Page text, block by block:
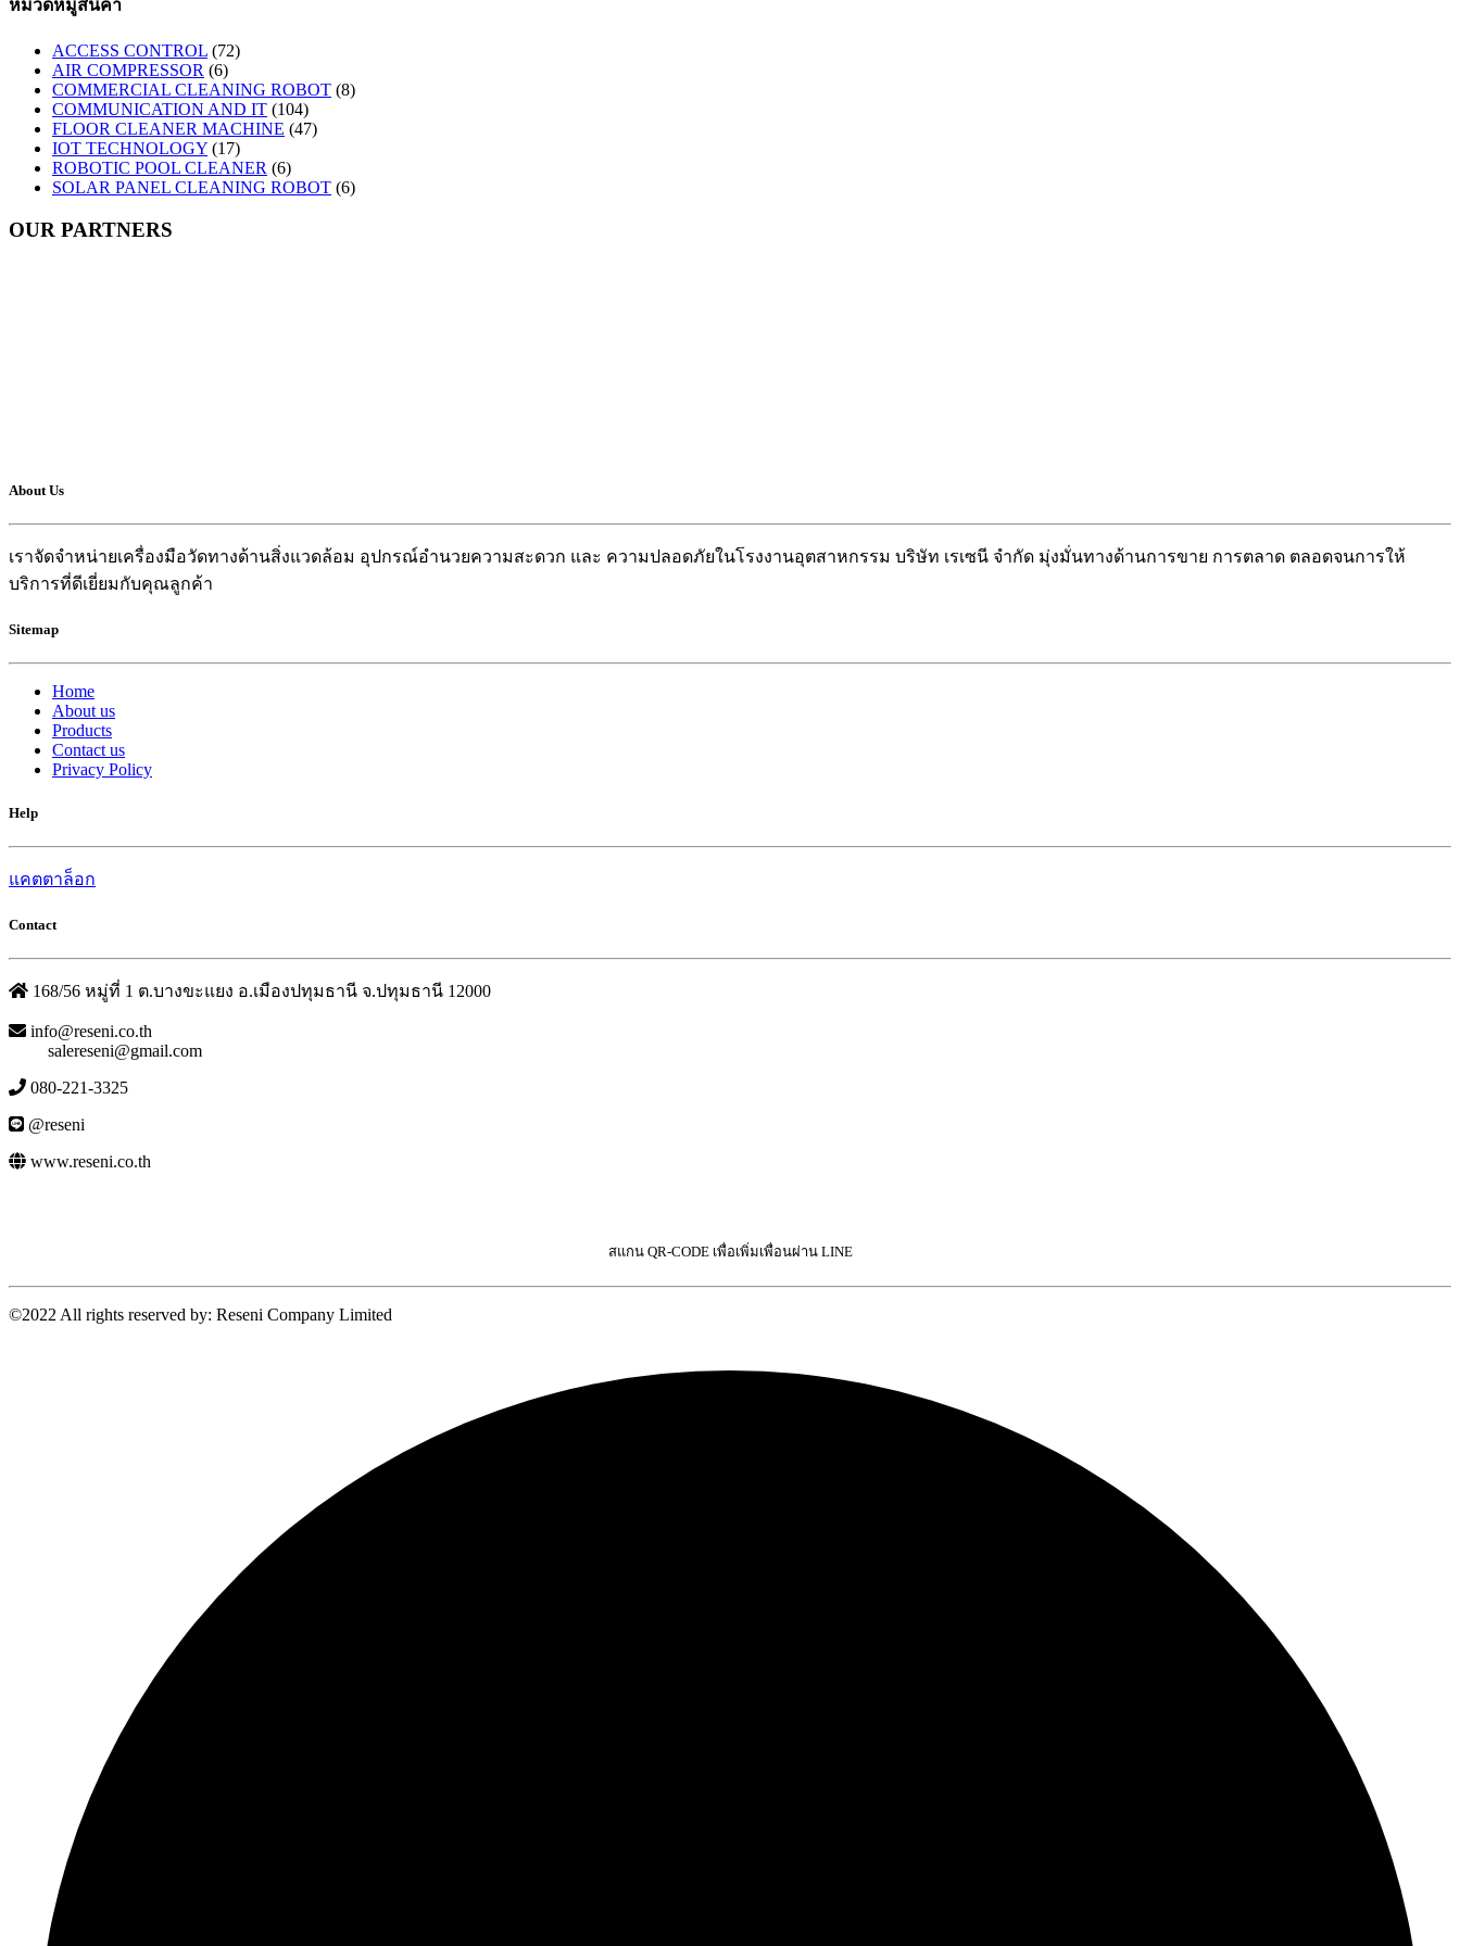
หมวดหมู่สินค้า
ACCESS CONTROL (72)
AIR COMPRESSOR (6)
COMMERCIAL CLEANING ROBOT (8)
COMMUNICATION AND IT (104)
FLOOR CLEANER MACHINE (47)
IOT TECHNOLOGY (17)
ROBOTIC POOL CLEANER (6)
SOLAR PANEL CLEANING ROBOT (6)
OUR PARTNERS
About Us
เราจัดจำหน่ายเครื่องมือวัดทางด้านสิ่งแวดล้อม อุปกรณ์อำนวยความสะดวก และ ความปลอดภัยในโรงงานอุตสาหกรรม บริษัท เรเซนี จำกัด มุ่งมั่นทางด้านการขาย การตลาด ตลอดจนการให้
บริการที่ดีเยี่ยมกับคุณลูกค้า
Sitemap
Home
About us
Products
Contact us
Privacy Policy
Help
แคตตาล็อก
Contact
168/56 หมู่ที่ 1 ต.บางขะแยง อ.เมืองปทุมธานี จ.ปทุมธานี 12000
info@reseni.co.th
salereseni@gmail.com
080-221-3325
@reseni
www.reseni.co.th
สแกน QR-CODE เพื่อเพิ่มเพื่อนผ่าน LINE
©2022 All rights reserved by: Reseni Company Limited